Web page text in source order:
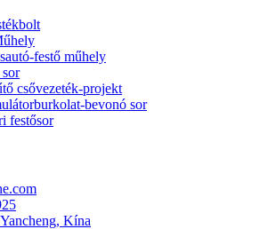
festő műhely
csővezeték-projekt
bevonó sor
festősor
Kína